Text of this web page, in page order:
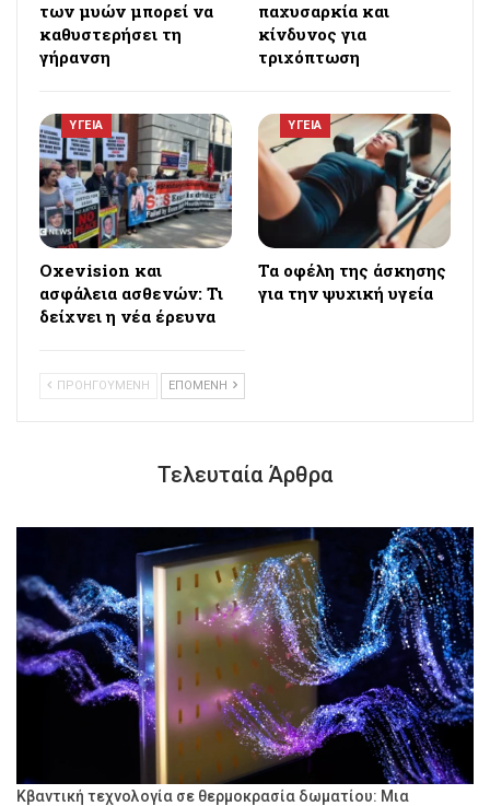
των μυών μπορεί να
καθυστερήσει τη
γήρανση
παχυσαρκία και
κίνδυνος για
τριχόπτωση
ΥΓΕΙΑ
Oxevision και
ασφάλεια ασθενών: Τι
δείχνει η νέα έρευνα
ΥΓΕΙΑ
Τα οφέλη της άσκησης
για την ψυχική υγεία
ΠΡΟΗΓΟΥΜΕΝΗ ΕΠΟΜΕΝΗ
Τελευταία Άρθρα
Κβαντική τεχνολογία σε θερμοκρασία δωματίου: Μια